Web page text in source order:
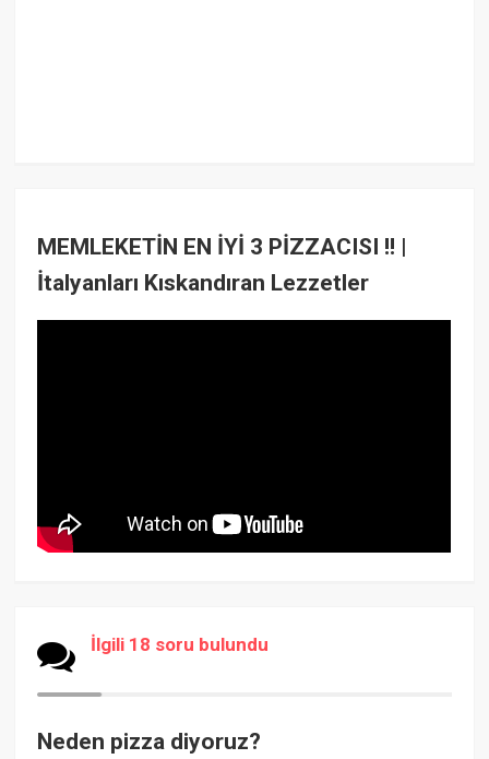
MEMLEKETİN EN İYİ 3 PİZZACISI !! |
İtalyanları Kıskandıran Lezzetler
İlgili 18 soru bulundu
Neden pizza diyoruz?